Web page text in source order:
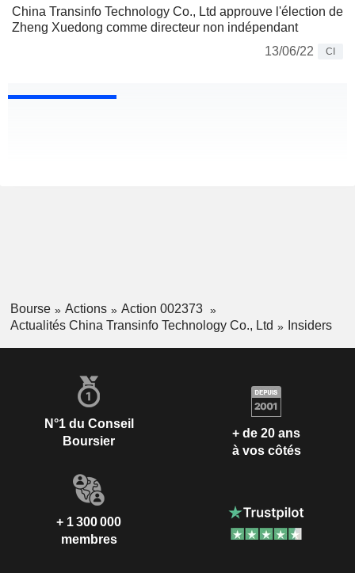
China Transinfo Technology Co., Ltd approuve l'élection de
Zheng Xuedong comme directeur non indépendant
13/06/22
CI
Bourse Actions
Action 002373
Actualités China Transinfo Technology Co., Ltd
Insiders
N°1 du Conseil
Boursier
+ de 20 ans
à vos côtés
+ 1 300 000
membres